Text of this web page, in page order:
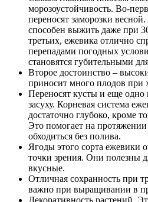
морозоустойчивость. Во-
переносят заморозки
способен выжить даже при
третьих, ежевика отлично
перепадами погодных
становятся губительными
Второе достоинство –
приносит много плодов при
Переносят кусты и еще одно
засуху. Корневая система
достаточно глубоко, кроме
Это помогает на
обходиться без полива.
Ягоды этого сорта ежевики
точки зрения. Они полезны
вкусные.
Отличная сохранность при
важно при выращивании в